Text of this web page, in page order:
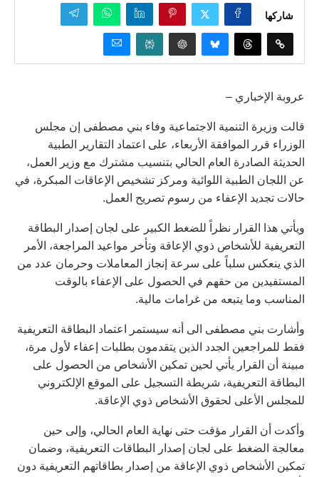
شاركها
عروبة الإخباري –
قالت وزيرة التنمية الاجتماعية وفاء بني مصطفى إن مجلس
الوزراء قرر الموافقة الأربعاء، على اعتماد التقارير الطبية
الحديثة الصادرة العام الحالي بتنسيب مشترك مع وزير العمل،
عن اللجان الطبية اللوائية ومركز تشخيص الإعاقات المبكرة، في
حالات تجديد الإعفاء من رسوم تصريح العمل.
ويأتي هذا القرار نظراً للضغط الكبير على لجان إصدار البطاقة
التعريفية للأشخاص ذوي الإعاقة وتأخر مواعيد المراجعة، الأمر
الذي ينعكس سلباً على سرعة إنجاز المعاملات وحرمان عدد من
المستفيدين من حقهم في الحصول على الإعفاء بالوقت
المناسب وما يتبعه من غرامات مالية.
وأشارت بني مصطفى الى أنه سيستمر اعتماد البطاقة التعريفية
فقط للمراجعين الجدد الذين يتقدمون بطلبات إعفاء لأول مرة،
مبينة أن القرار يأتي لحين تمكين الأشخاص من الحصول على
البطاقة التعريفية، شريطة التسجيل على الموقع الإلكتروني
للمجلس الأعلى لحقوق الأشخاص ذوي الإعاقة.
وأكدت أن القرار مؤقت حتى نهاية العام الحالي، وإلى حين
معالجة الضغط على لجان إصدار البطاقات التعريفية، وضمان
تمكين الأشخاص ذوي الإعاقة من إصدار بطاقاتهم التعريفية دون